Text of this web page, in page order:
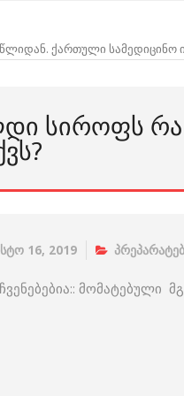
ქართული სამედიცინო
ᲡᲘᲠᲝᲤᲡ ᲠᲐ
16, 2019
მომატებული